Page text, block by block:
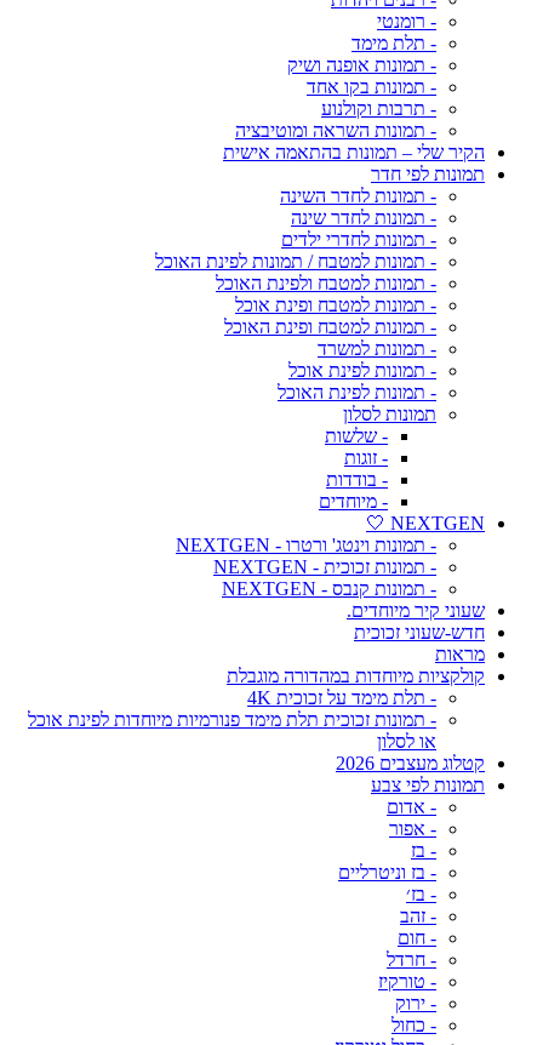
- רומנטי
- תלת מימד
- תמונות אופנה ושיק
- תמונות בקו אחד
- תרבות וקולנוע
- תמונות השראה ומוטיבציה
הקיר שלי – תמונות בהתאמה אישית
תמונות לפי חדר
- תמונות לחדר השינה
- תמונות לחדר שינה
- תמונות לחדרי ילדים
- תמונות למטבח / תמונות לפינת האוכל
- תמונות למטבח ולפינת האוכל
- תמונות למטבח ופינת אוכל
- תמונות למטבח ופינת האוכל
- תמונות למשרד
- תמונות לפינת אוכל
- תמונות לפינת האוכל
תמונות לסלון
- שלשות
- זוגות
- בודדות
- מיוחדים
NEXTGEN 🤍
- תמונות וינטג' ורטרו - NEXTGEN
- תמונות זכוכית - NEXTGEN
- תמונות קנבס - NEXTGEN
שעוני קיר מיוחדים.
חדש-שעוני זכוכית
מראות
קולקציות מיוחדות במהדורה מוגבלת
- תלת מימד על זכוכית 4K
- תמונות זכוכית תלת מימד פנורמיות מיוחדות לפינת אוכל
או לסלון
קטלוג מעצבים 2026
תמונות לפי צבע
- אדום
- אפור
- בז
- בז וניטרליים
- בז׳
- זהב
- חום
- חרדל
- טורקיז
- ירוק
- כחול